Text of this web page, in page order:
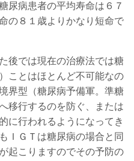
尿病患者の平均寿命は６７
の８１歳よりかなり短命で
では現在の治療法では糖
ことはほとんど不可能なの
界型（糖尿病予備軍。準糖
移行するのを防ぐ、または
に行われるようになってき
ＩＧＴは糖尿病の場合と同
起こりますのでその予防の